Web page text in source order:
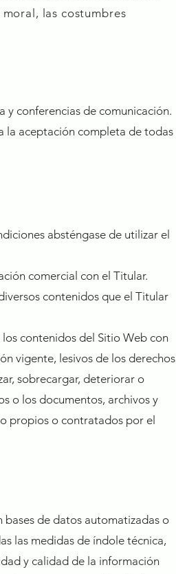
las costumbres
y conferencias de comunicación.
la aceptación completa de todas
absténgase de utilizar el
comercial con el Titular.
contenidos que el Titular
contenidos del Sitio Web con
vigente, lesivos de los derechos
sobrecargar, deteriorar o
o los documentos, archivos y
propios o contratados por el
bases de datos automatizadas o
las medidas de índole técnica,
y calidad de la información